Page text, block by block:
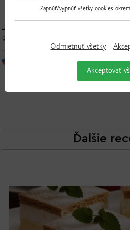
100 % Multi fit šťava
9.90 € / ks
Ďalšie
Zapnúť/vypnúť všetky cookies
Odmietnuť všetky
Akceptovať